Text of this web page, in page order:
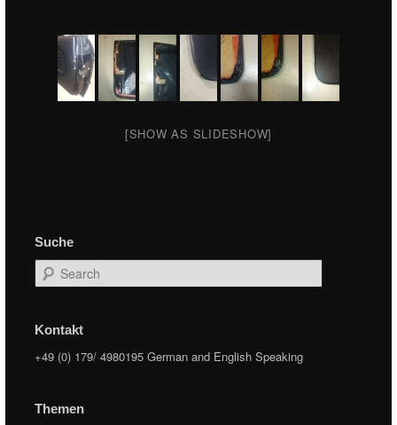
[SHOW AS SLIDESHOW]
Suche
Search
Kontakt
+49 (0) 179/ 4980195 German and English Speaking
Themen